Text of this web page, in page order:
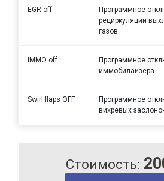
EGR off
Программное
рециркуляции
газов
IMMO off
Программное
иммобилайзера
Swirl flaps OFF
Программное
вихревых
Стоимость: